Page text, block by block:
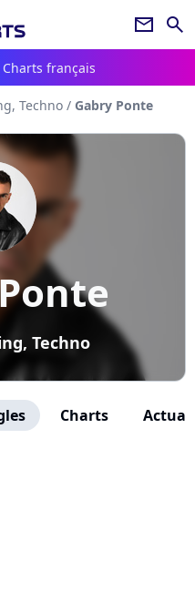
newsletter search
Charts français
Techno / Gabry Ponte
Techno
Charts